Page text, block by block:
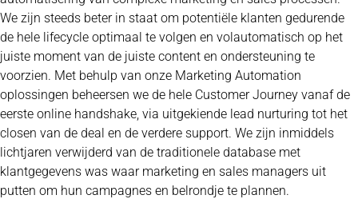
We zijn steeds beter in staat om potentiële klanten gedurende
de hele lifecycle optimaal te volgen en volautomatisch op het
juiste moment van de juiste content en ondersteuning te
voorzien. Met behulp van onze Marketing Automation
oplossingen beheersen we de hele Customer Journey vanaf de
eerste online handshake, via uitgekiende lead nurturing tot het
closen van de deal en de verdere support. We zijn inmiddels
lichtjaren verwijderd van de traditionele database met
klantgegevens was waar marketing en sales managers uit
putten om hun campagnes en belrondje te plannen.